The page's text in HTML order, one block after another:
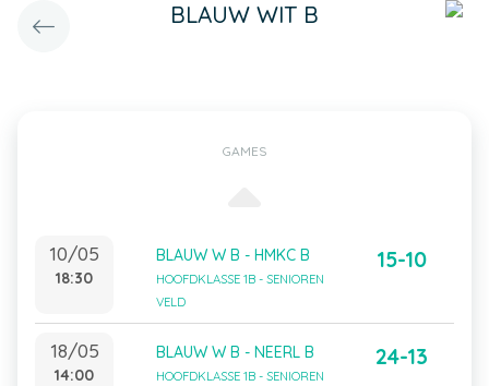
BLAUW WIT B
GAMES
10/05
18:30
BLAUW W B - HMKC B
HOOFDKLASSE 1B - SENIOREN
VELD
15-10
18/05
14:00
BLAUW W B - NEERL B
HOOFDKLASSE 1B - SENIOREN
24-13